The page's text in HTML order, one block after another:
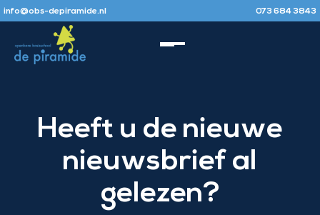
info@obs-depiramide.nl 073 684 3843
Heeft u de nieuwe
nieuwsbrief al
gelezen?